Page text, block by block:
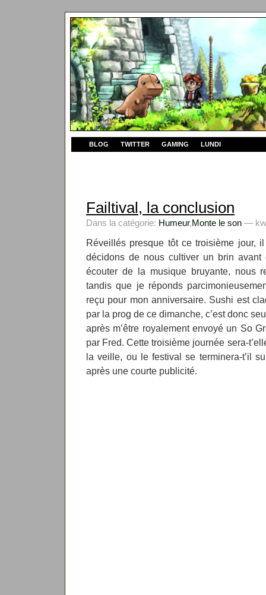
BLOG TWITTER GAMING LUNDI
Failtival, la conclusion
Dans la catégorie: Humeur,Monte le son —
Réveillés presque tôt ce troisième jour,
décidons de nous cultiver un brin avant
écouter de la musique bruyante, nous
tandis que je réponds
reçu pour mon anniversaire. Sushi est
par la prog de ce dimanche, c’est donc
après m’être royalement envoyé un So
par Fred. Cette troisième journée sera-
la veille, ou le festival se terminera-t’il
après une courte publicité.